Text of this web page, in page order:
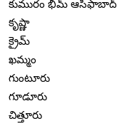
కుమురం భీమ్ ఆసిఫాబాద్
కృష్ణా
క్రైమ్
ఖమ్మం
గుంటూరు
గూడూరు
చిత్తూరు